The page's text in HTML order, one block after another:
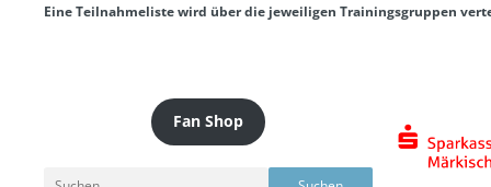
Eine Teilnahmeliste wird über die jeweiligen Trainingsgruppen
Fan Shop
Suchen